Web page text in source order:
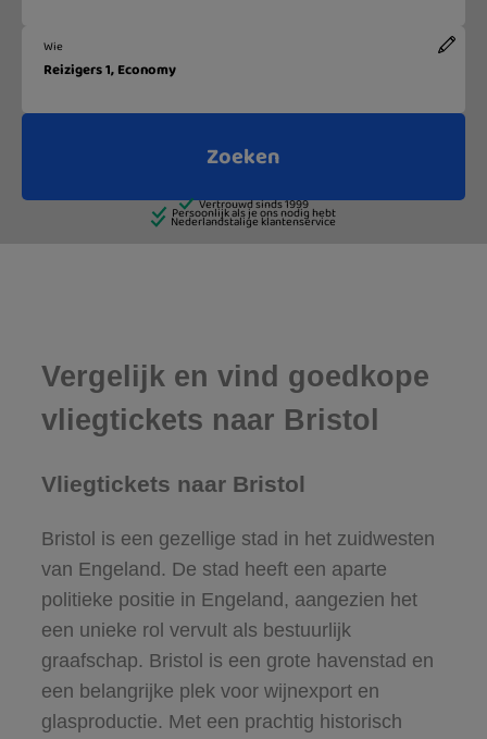
Vergelijk en vind goedkope
vliegtickets naar Bristol
Vliegtickets naar Bristol
Bristol is een gezellige stad in het zuidwesten
van Engeland. De stad heeft een aparte
politieke positie in Engeland, aangezien het
een unieke rol vervult als bestuurlijk
graafschap. Bristol is een grote havenstad en
een belangrijke plek voor wijnexport en
glasproductie. Met een prachtig historisch